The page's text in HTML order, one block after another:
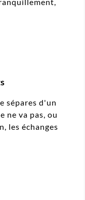
sépares d'un
ne va pas, ou
les échanges